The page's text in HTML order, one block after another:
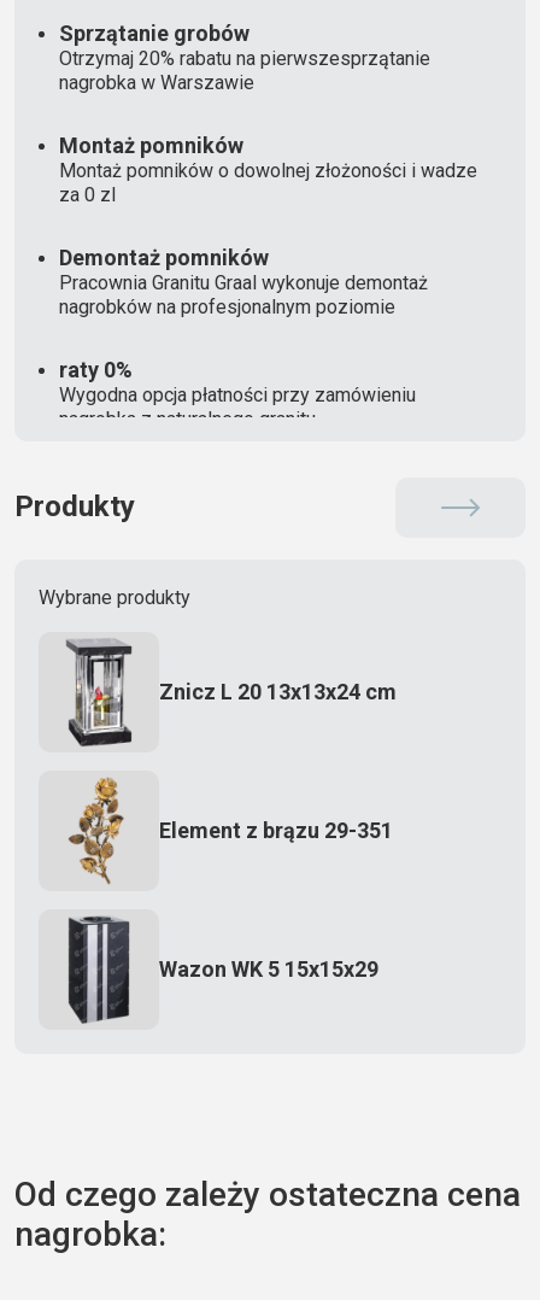
Sprzątanie grobów
Otrzymaj 20% rabatu na pierwszesprzątanie
nagrobka w Warszawie
Montaż pomników
Montaż pomników o dowolnej złożoności i wadze
za 0 zl
Demontaż pomników
Pracownia Granitu Graal wykonuje demontaż
nagrobków na profesjonalnym poziomie
raty 0%
Wygodna opcja płatności przy zamówieniu
nagrobka z naturalnego granitu
Produkty
Wybrane produkty
Znicz L 20 13x13x24 cm
Element z brązu 29-351
Wazon WK 5 15x15x29
Książka 2
Od czego zależy ostateczna cena
nagrobka: